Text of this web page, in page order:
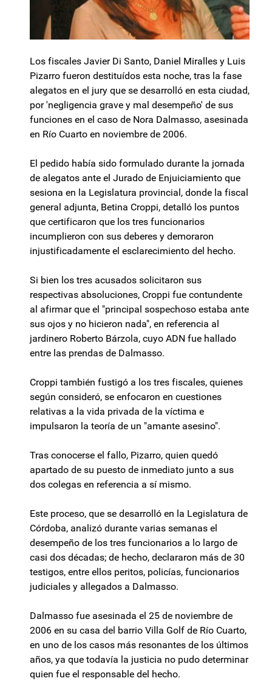
Los fiscales Javier Di Santo, Daniel Miralles y Luis
Pizarro fueron destituídos esta noche, tras la fase
alegatos en el jury que se desarrolló en esta ciudad,
por 'negligencia grave y mal desempeño' de sus
funciones en el caso de Nora Dalmasso, asesinada
en Río Cuarto en noviembre de 2006.
El pedido había sido formulado durante la jornada
de alegatos ante el Jurado de Enjuiciamiento que
sesiona en la Legislatura provincial, donde la fiscal
general adjunta, Betina Croppi, detalló los puntos
que certificaron que los tres funcionarios
incumplieron con sus deberes y demoraron
injustificadamente el esclarecimiento del hecho.
Si bien los tres acusados solicitaron sus
respectivas absoluciones, Croppi fue contundente
al afirmar que el "principal sospechoso estaba ante
sus ojos y no hicieron nada", en referencia al
jardinero Roberto Bárzola, cuyo ADN fue hallado
entre las prendas de Dalmasso.
Croppi también fustigó a los tres fiscales, quienes
según consideró, se enfocaron en cuestiones
relativas a la vida privada de la víctima e
impulsaron la teoría de un "amante asesino".
Tras conocerse el fallo, Pizarro, quien quedó
apartado de su puesto de inmediato junto a sus
dos colegas en referencia a sí mismo.
Este proceso, que se desarrolló en la Legislatura de
Córdoba, analizó durante varias semanas el
desempeño de los tres funcionarios a lo largo de
casi dos décadas; de hecho, declararon más de 30
testigos, entre ellos peritos, policías, funcionarios
judiciales y allegados a Dalmasso.
Dalmasso fue asesinada el 25 de noviembre de
2006 en su casa del barrio Villa Golf de Río Cuarto,
en uno de los casos más resonantes de los últimos
años, ya que todavía la justicia no pudo determinar
quien fue el responsable del hecho.